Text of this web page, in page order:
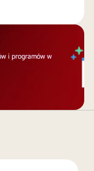
i programów w